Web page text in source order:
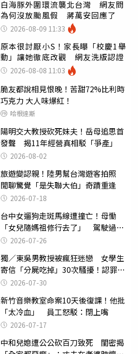
白海豚外圍環流襲北台灣 網友問
為何沒放颱風假 蔣萬安回應了
2026-08-09 11:33
原本很討厭小S！家長曝「校慶1舉
動」讓她徹底改觀 網友洗版認證
2026-08-08 11:03
脆友都說相見恨晚！苦甜72%比利時
巧克力 大人味爆紅！
哈根達斯
陽明交大教授砍死妹夫！岳母追思首
發聲 揭11年經營真相駁「爭產」
2026-08-02
旅遊變認親！陸男幫台灣遊客拍照
閒聊驚覺「是失聯大伯」奇蹟重逢
2026-07-18
台中女遛狗走斑馬線遭撞亡！母慟
「女兒隨媽祖修行去了」 駕駛過失
致死判9月
2026-07-26
獨／東吳男教授被瘋狂迷戀 女學生
寄信「分屍吃掉」30次騷擾！認罪免
關 2026-07-30
新竹音樂教室命案10天後復課！他批
「太冷血」 員工怒駁：閉上嘴
2026-07-17
中和兒媳遭公公砍百刀致死 閨密揭